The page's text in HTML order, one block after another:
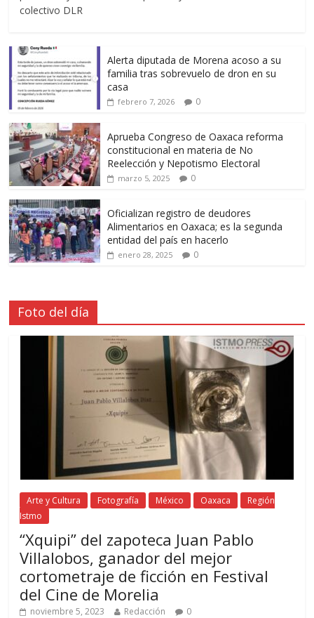
colectivo DLR
Alerta diputada de Morena acoso a su
familia tras sobrevuelo de dron en su
casa
febrero 7, 2026 0
Aprueba Congreso de Oaxaca reforma
constitucional en materia de No
Reelección y Nepotismo Electoral
marzo 5, 2025 0
Oficializan registro de deudores
Alimentarios en Oaxaca; es la segunda
entidad del país en hacerlo
enero 28, 2025 0
Foto del día
Arte y Cultura Fotografía México Oaxaca
Región
Istmo
“Xquipi” del zapoteca Juan Pablo
Villalobos, ganador del mejor
cortometraje de ficción en Festival
del Cine de Morelia
noviembre 5, 2023 Redacción 0